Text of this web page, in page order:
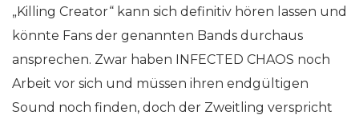
„Killing Creator“ kann sich definitiv hören lassen und
könnte Fans der genannten Bands durchaus
ansprechen. Zwar haben INFECTED CHAOS noch
Arbeit vor sich und müssen ihren endgültigen
Sound noch finden, doch der Zweitling verspricht